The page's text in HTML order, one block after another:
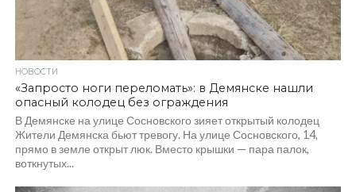
НОВОСТИ
«Запросто ноги переломать»: в Демянске нашли
опасный колодец без ограждения
В Демянске на улице Сосновского зияет открытый колодец
Жители Демянска бьют тревогу. На улице Сосновского, 14,
прямо в земле открыт люк. Вместо крышки — пара палок,
воткнутых...